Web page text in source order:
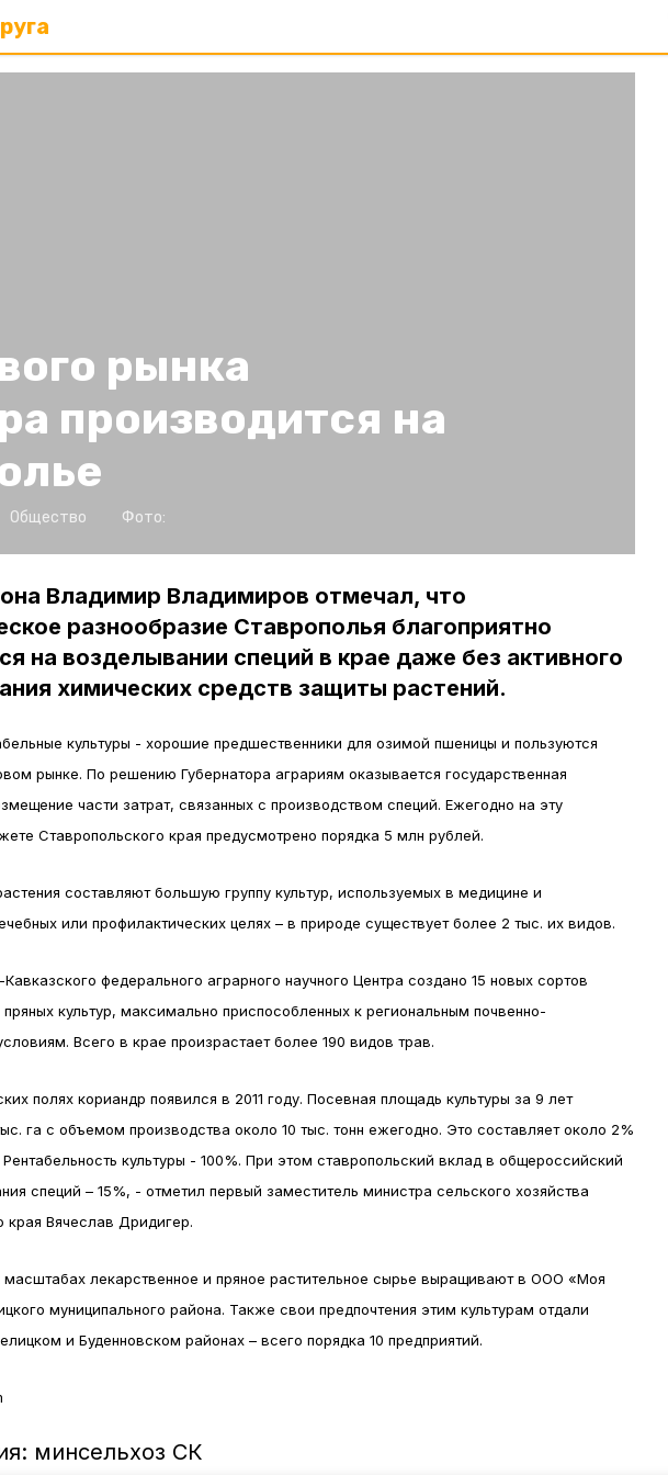
рынка
производится на
Общество Фото:
Владимир Владимиров отмечал, что
разнообразие Ставрополья благоприятно
на возделывании специй в крае даже без активного
химических средств защиты растений.
культуры - хорошие предшественники для озимой пшеницы и пользуются
рынке. По решению Губернатора аграриям оказывается государственная
части затрат, связанных с производством специй. Ежегодно на эту
Ставропольского края предусмотрено порядка 5 млн рублей.
составляют большую группу культур, используемых в медицине и
или профилактических целях – в природе существует более 2 тыс. их видов.
федерального аграрного научного Центра создано 15 новых сортов
пряных культур, максимально приспособленных к региональным почвенно-
Всего в крае произрастает более 190 видов трав.
полях кориандр появился в 2011 году. Посевная площадь культуры за 9 лет
га с объемом производства около 10 тыс. тонн ежегодно. Это составляет около 2%
культуры - 100%. При этом ставропольский вклад в общероссийский
специй – 15%, - отметил первый заместитель министра сельского хозяйства
края Вячеслав Дридигер.
лекарственное и пряное растительное сырье выращивают в ООО «Моя
муниципального района. Также свои предпочтения этим культурам отдали
и Буденновском районах – всего порядка 10 предприятий.
минсельхоз СК